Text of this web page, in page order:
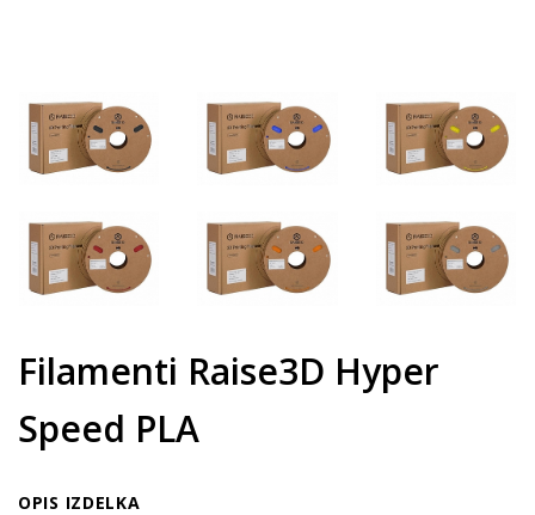
Filamenti Raise3D Hyper
Speed PLA
OPIS IZDELKA